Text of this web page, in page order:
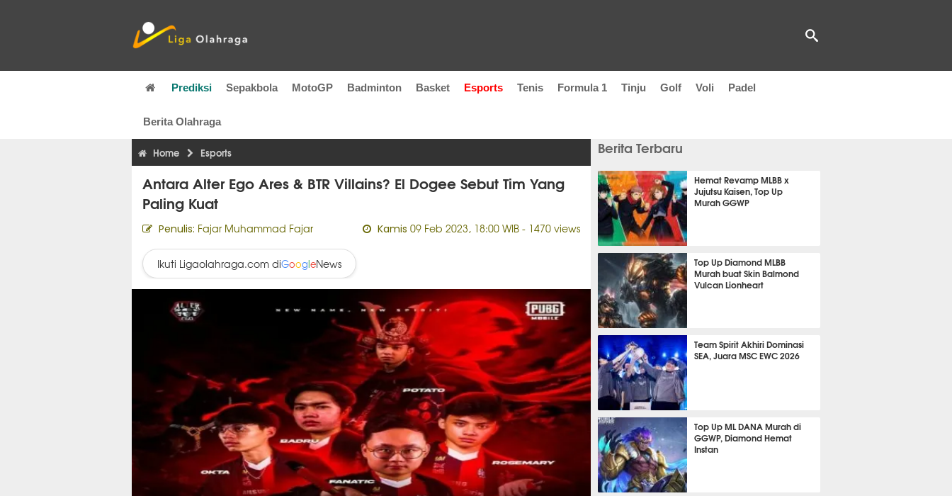
Prediksi Sepakbola MotoGP Badminton Basket Esports Tenis Formula 1 Tinju Golf Voli Padel
Berita Olahraga
Home Esports
Antara Alter Ego Ares & BTR Villains? El Dogee Sebut Tim Yang
Paling Kuat
Penulis: Fajar Muhammad Fajar Kamis 09 Feb 2023, 18:00 WIB- 1470 views
Ikuti Ligaolahraga.com diGoogleNews
Berita Terbaru
Hemat Revamp MLBB x
Jujutsu Kaisen, Top Up
Murah GGWP
16 jam 8 menit lalu
Top Up Diamond MLBB
Murah buat Skin Balmond
Vulcan Lionheart
3 hari 9 jam lalu
Team Spirit Akhiri Dominasi
SEA, Juara MSC EWC 2026
3 hari 17 jam lalu
Top Up ML DANA Murah di
GGWP, Diamond Hemat
Instan